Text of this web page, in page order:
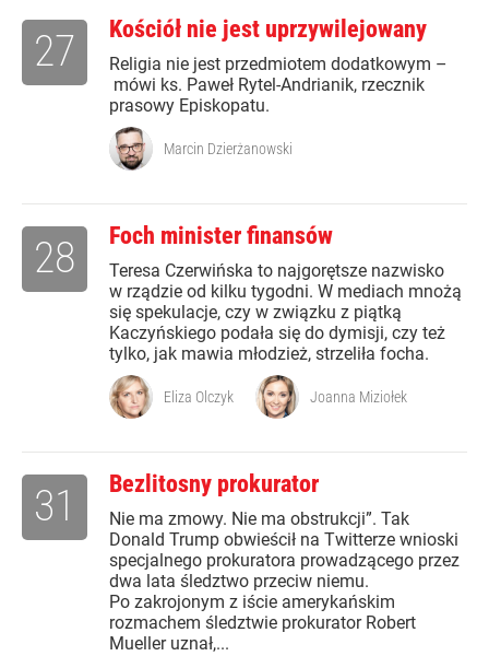
Kościół nie jest uprzywilejowany
Religia nie jest przedmiotem dodatkowym –
mówi ks. Paweł Rytel-Andrianik, rzecznik
prasowy Episkopatu.
27
Marcin Dzierżanowski
Foch minister finansów
Teresa Czerwińska to najgorętsze nazwisko
w rządzie od kilku tygodni. W mediach mnożą
się spekulacje, czy w związku z piątką
Kaczyńskiego podała się do dymisji, czy też
tylko, jak mawia młodzież, strzeliła focha.
28
Eliza Olczyk Joanna Miziołek
Bezlitosny prokurator
Nie ma zmowy. Nie ma obstrukcji”. Tak
Donald Trump obwieścił na Twitterze wnioski
specjalnego prokuratora prowadzącego przez
dwa lata śledztwo przeciw niemu.
Po zakrojonym z iście amerykańskim
rozmachem śledztwie prokurator Robert
Mueller uznał,...
31